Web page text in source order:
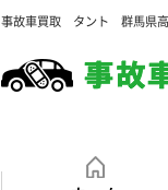
事故車買取 タント 群馬県高